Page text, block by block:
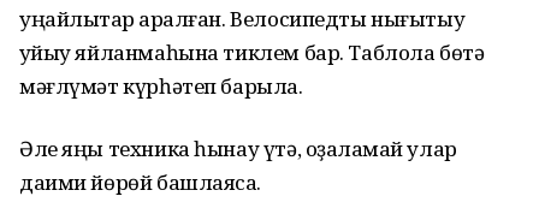
уңайлыҡтар ҡаралған. Велосипедты нығытыу
ҡуйыу яйланмаһына тиклем бар. Таблола бөтә
мәғлүмәт күрһәтеп барыла.
Әле яңы техника һынау үтә, оҙаҡламай улар
даими йөрөй башлаясаҡ.